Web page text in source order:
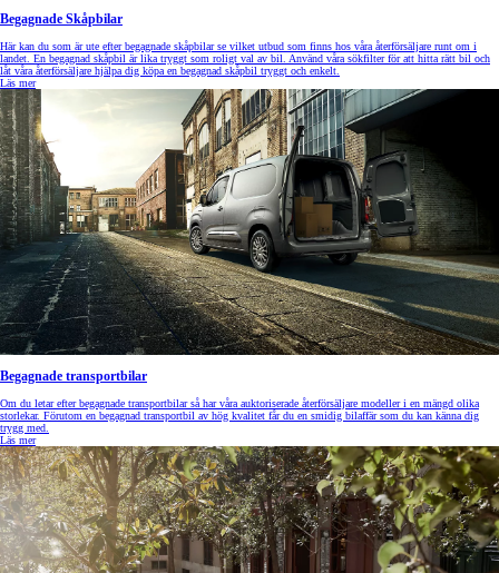
Begagnade Skåpbilar
Här kan du som är ute efter begagnade skåpbilar se vilket utbud som finns hos våra återförsäljare runt om i
landet. En begagnad skåpbil är lika tryggt som roligt val av bil. Använd våra sökfilter för att hitta rätt bil och
låt våra återförsäljare hjälpa dig köpa en begagnad skåpbil tryggt och enkelt.
Läs mer
Begagnade transportbilar
Om du letar efter begagnade transportbilar så har våra auktoriserade återförsäljare modeller i en mängd olika
storlekar. Förutom en begagnad transportbil av hög kvalitet får du en smidig bilaffär som du kan känna dig
trygg med.
Läs mer